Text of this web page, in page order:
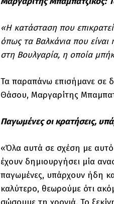
«Η κατάσταση που
όπως τα Βαλκάνια που
στη Βουλγαρία, η οποία
Τα παραπάνω επισήμανε σε
Θάσου, Μαργαρίτης
Παγωμένες οι κρατήσεις,
«Όλα αυτά σε σχέση με
έχουν δημιουργήσει μία
παγωμένες, υπάρχουν ήδη
καλύτερο, θεωρούμε ότι